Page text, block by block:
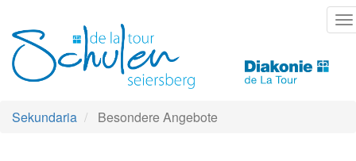
zum
Inhalt
Sekundaria Besondere Angebote